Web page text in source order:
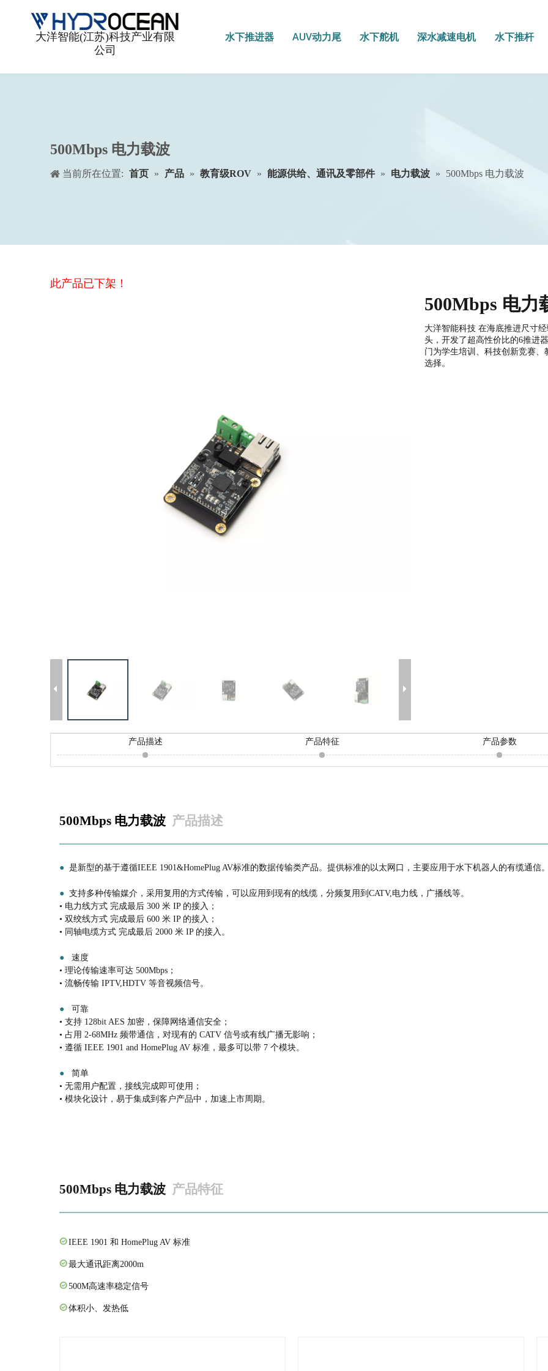
大洋智能(江苏)科技产业有限
公司
水下推进器 AUV动力尾 水下舵机 深水减速电机 水下推杆
500Mbps 电力载波
当前所在位置: 首页 » 产品 » 教育级ROV » 能源供给、通讯及零部件 » 电力载波 » 500Mbps 电力载波
此产品已下架！
500Mbps 电力
大洋智能科技 在海底推进尺寸
头，开发了超高性价比的6推进
门为学生培训、科技创新竞赛
选择。
产品描述 产品特征 产品参数
500Mbps 电力载波 产品描述
● 是新型的基于遵循IEEE 1901&HomePlug AV标准的数据传输类产品。提供标准的以太网口，主要应用于水下机器人的有缆通信
● 支持多种传输媒介，采用复用的方式传输，可以应用到现有的线缆，分频复用到CATV,电力线，广播线等。
• 电力线方式 完成最后 300 米 IP 的接入；
• 双绞线方式 完成最后 600 米 IP 的接入；
• 同轴电缆方式 完成最后 2000 米 IP 的接入。
● 速度
• 理论传输速率可达 500Mbps；
• 流畅传输 IPTV,HDTV 等音视频信号。
● 可靠
• 支持 128bit AES 加密，保障网络通信安全；
• 占用 2-68MHz 频带通信，对现有的 CATV 信号或有线广播无影响；
• 遵循 IEEE 1901 and HomePlug AV 标准，最多可以带 7 个模块。
● 简单
• 无需用户配置，接线完成即可使用；
• 模块化设计，易于集成到客户产品中，加速上市周期。
500Mbps 电力载波 产品特征
IEEE 1901 和 HomePlug AV 标准
最大通讯距离2000m
500M高速率稳定信号
体积小、发热低